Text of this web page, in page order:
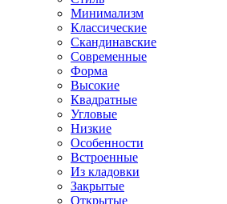
Минимализм
Классические
Скандинавские
Современные
Форма
Высокие
Квадратные
Угловые
Низкие
Особенности
Встроенные
Из кладовки
Закрытые
Открытые